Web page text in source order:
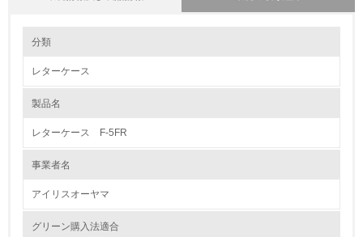
1.環境取り組み体制
分類
レターケース
製品名
レターケース F-5FR
事業者名
アイリスオーヤマ
グリーン購入法適合